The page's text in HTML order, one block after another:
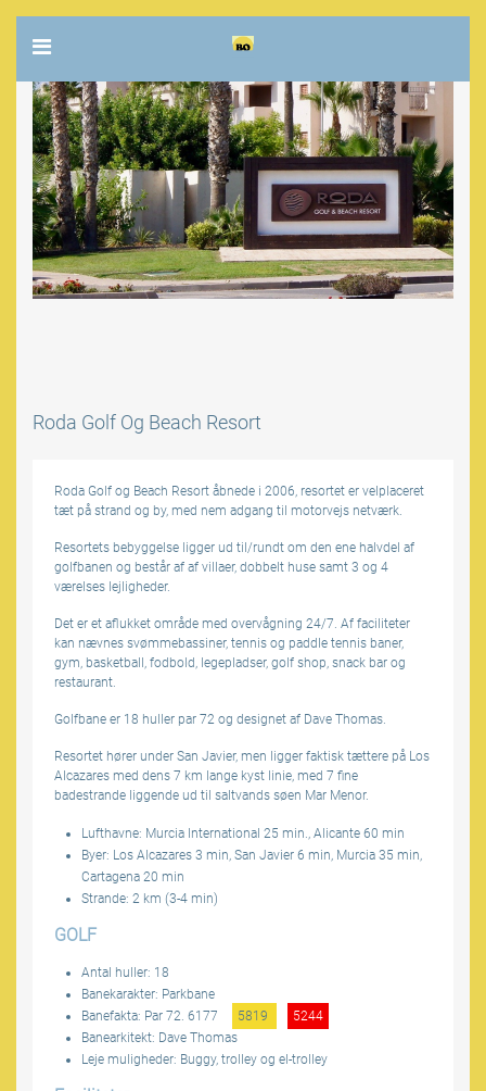
Roda Golf Og Beach Resort
Roda Golf og Beach Resort åbnede i 2006, resortet er velplaceret
tæt på strand og by, med nem adgang til motorvejs netværk.
Resortets bebyggelse ligger ud til/rundt om den ene halvdel af
golfbanen og består af af villaer, dobbelt huse samt 3 og 4
værelses lejligheder.
Det er et aflukket område med overvågning 24/7. Af faciliteter
kan nævnes svømmebassiner, tennis og paddle tennis baner,
gym, basketball, fodbold, legepladser, golf shop, snack bar og
restaurant.
Golfbane er 18 huller par 72 og designet af Dave Thomas.
Resortet hører under San Javier, men ligger faktisk tættere på Los
Alcazares med dens 7 km lange kyst linie, med 7 fine
badestrande liggende ud til saltvands søen Mar Menor.
Lufthavne: Murcia International 25 min., Alicante 60 min
Byer: Los Alcazares 3 min, San Javier 6 min, Murcia 35 min,
Cartagena 20 min
Strande: 2 km (3-4 min)
GOLF
Antal huller: 18
Banekarakter: Parkbane
Banefakta: Par 72. 6177
5819
5244
Banearkitekt: Dave Thomas
Leje muligheder: Buggy, trolley og el-trolley